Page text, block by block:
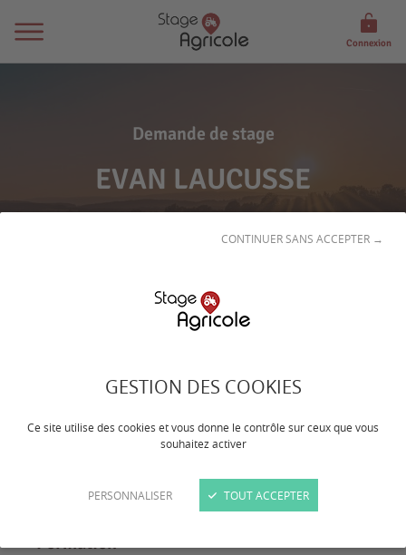
GESTION DES COOKIES
Ce site utilise des cookies et vous donne le contrôle sur ceux que vous
souhaitez activer
PERSONNALISER
CONTINUER SANS ACCEPTER →
TOUT ACCEPTER
Connexion
Demande de stage
EVAN LAUCUSSE
profil
Formation